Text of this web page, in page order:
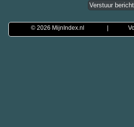
© 2026 MijnIndex.nl